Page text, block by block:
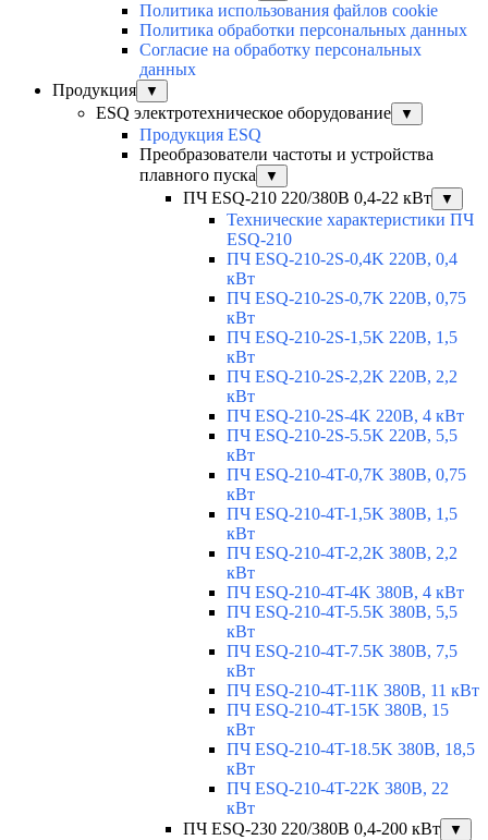
Политика использования файлов cookie
Политика обработки персональных данных
Согласие на обработку персональных
данных
Продукция
▼
ESQ электротехническое оборудование ▼
Продукция ESQ
Преобразователи частоты и устройства
плавного пуска
▼
ПЧ ESQ-210 220/380В 0,4-22 кВт ▼
Технические характеристики ПЧ
ESQ-210
ПЧ ESQ-210-2S-0,4K 220В, 0,4
кВт
ПЧ ESQ-210-2S-0,7K 220В, 0,75
кВт
ПЧ ESQ-210-2S-1,5K 220В, 1,5
кВт
ПЧ ESQ-210-2S-2,2K 220В, 2,2
кВт
ПЧ ESQ-210-2S-4K 220В, 4 кВт
ПЧ ESQ-210-2S-5.5K 220В, 5,5
кВт
ПЧ ESQ-210-4T-0,7K 380В, 0,75
кВт
ПЧ ESQ-210-4T-1,5K 380В, 1,5
кВт
ПЧ ESQ-210-4T-2,2K 380В, 2,2
кВт
ПЧ ESQ-210-4T-4K 380В, 4 кВт
ПЧ ESQ-210-4T-5.5K 380В, 5,5
кВт
ПЧ ESQ-210-4T-7.5K 380В, 7,5
кВт
ПЧ ESQ-210-4T-11K 380В, 11 кВт
ПЧ ESQ-210-4T-15K 380В, 15
кВт
ПЧ ESQ-210-4T-18.5K 380В, 18,5
кВт
ПЧ ESQ-210-4T-22K 380В, 22
кВт
ПЧ ESQ-230 220/380В 0,4-200 кВт
▼